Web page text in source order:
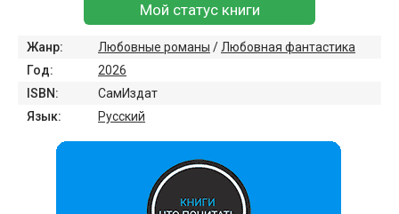
Мой статус книги
Жанр: Любовные романы / Любовная фантастика
Год:
2026
ISBN:
СамИздат
Язык:
Русский